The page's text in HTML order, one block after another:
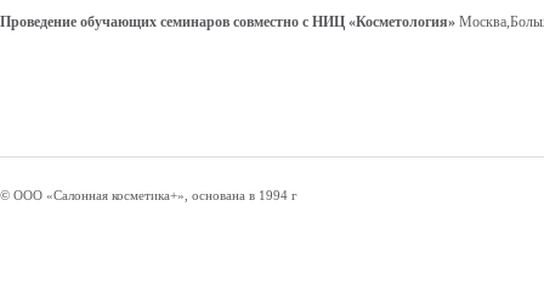
Проведение обучающих семинаров совместно с НИЦ «Косметология»
© ООО «Салонная косметика+», основана в 1994 г